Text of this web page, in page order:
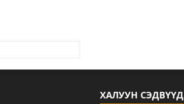
ХАЛУУН СЭДВҮҮД